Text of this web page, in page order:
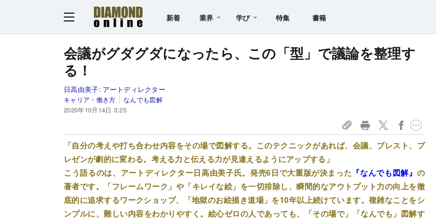
新着 業界 学び 特集 書籍
会議がグダグダになったら、この「型」で議論を整理す
る！
日高由美子: アートディレクター
キャリア・働き方
なんでも図解
2020年10月14日 3:25
「自分の考えや打ち合わせ内容をその場で図解する。このテクニックがあれば、会議、ブレスト、プ
レゼンが劇的に変わる。考える力と伝える力が見違えるようにアップする」
こう語るのは、アートディレクター日高由美子氏。発売6日で大重版が決まった 『なんでも図解』 の
著者です。「フレームワーク」や「キレイな絵」を一切排除し、瞬間的なアウトプット力の向上を徹
底的に追求するワークショップ、「地獄のお絵描き道場」を10年以上続けています。複雑なことをシ
ンプルに、難しい内容をわかりやすく。絵心ゼロの人であっても、「その場で」「なんでも」図解す